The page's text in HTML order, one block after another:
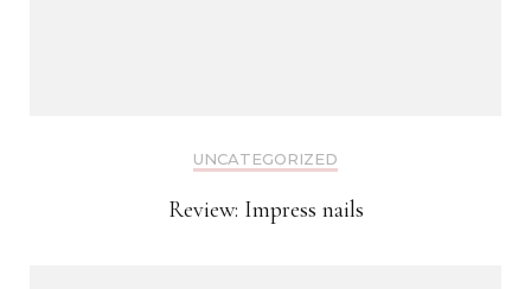
UNCATEGORIZED
Review: Impress nails